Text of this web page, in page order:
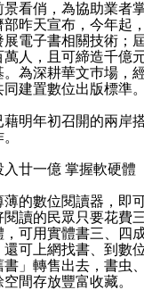
景看俏，為協助業者
部昨天宣布，今年起
展電子書相關技術；
萬人，且可締造千億
。為深耕華文巿場，
建置數位出版標準。
藉明年初召開的兩岸
入廿一億 掌握軟硬體
薄的數位閱讀器，即
閱讀的民眾只要花費
，可用實體書三、四
還可上網找書、到數
書」轉售出去，書虫
間存放豐富收藏。